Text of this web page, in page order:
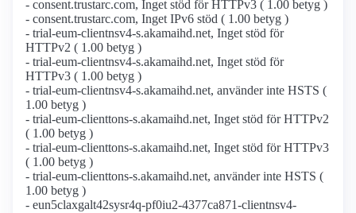
- consent.trustarc.com, Inget stöd för HTTPv3 ( 1.00 betyg )
- consent.trustarc.com, Inget IPv6 stöd ( 1.00 betyg )
- trial-eum-clientnsv4-s.akamaihd.net, Inget stöd för
HTTPv2 ( 1.00 betyg )
- trial-eum-clientnsv4-s.akamaihd.net, Inget stöd för
HTTPv3 ( 1.00 betyg )
- trial-eum-clientnsv4-s.akamaihd.net, använder inte HSTS (
1.00 betyg )
- trial-eum-clienttons-s.akamaihd.net, Inget stöd för HTTPv2
( 1.00 betyg )
- trial-eum-clienttons-s.akamaihd.net, Inget stöd för HTTPv3
( 1.00 betyg )
- trial-eum-clienttons-s.akamaihd.net, använder inte HSTS (
1.00 betyg )
- eun5claxgalt42sysr4q-pf0iu2-4377ca871-clientnsv4-